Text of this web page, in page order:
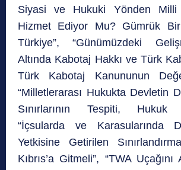
Siyasi ve Hukuki Yönden Milli
Hizmet Ediyor Mu? Gümrük
Türkiye”, “Günümüzdeki
Altında Kabotaj Hakkı ve Türk
Türk Kabotaj Kanununun
“Milletlerarası Hukukta Devletin
Sınırlarının Tespiti, Hukuk
“İçsularda ve Karasularında
Yetkisine Getirilen
Kıbrıs’a Gitmeli”, “TWA